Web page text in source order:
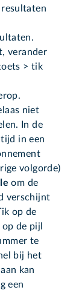
verander
> tik
niet
In de
in een
volgorde)
om de
verschijnt
op de
de pijl
te
bij het
kan
een